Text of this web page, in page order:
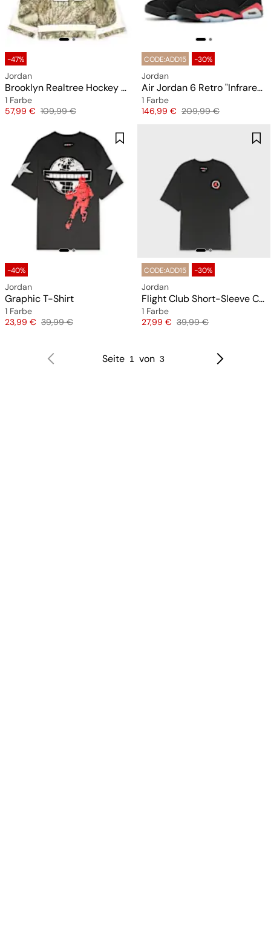
-47%
Jordan
Brooklyn Realtree Hockey Jersey
1 Farbe
Preis
57,99 € Originalpreis
109,99 €
CODE:ADD15 -30%
Jordan
Air Jordan 6 Retro "Infrared Salesman"
1 Farbe
Preis
146,99 € Originalpreis
209,99 €
-40%
Jordan
Graphic T-Shirt
1 Farbe
Preis
23,99 € Originalpreis
39,99 €
CODE:ADD15 -30%
Jordan
Flight Club Short-Sleeve Crew
1 Farbe
Preis
27,99 € Originalpreis
39,99 €
Seite 1 von 3